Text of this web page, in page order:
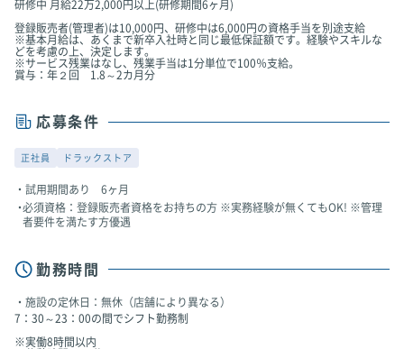
研修中 月給22万2,000円以上(研修期間6ヶ月)
登録販売者(管理者)は10,000円、研修中は6,000円の資格手当を別途支給
※基本月給は、あくまで新卒入社時と同じ最低保証額です。経験やスキルな
どを考慮の上、決定します。
※サービス残業はなし、残業手当は1分単位で100％支給。
賞与：年２回 1.8～2カ月分
応募条件
正社員 ドラックストア
試用期間あり 6ヶ月
必須資格：登録販売者資格をお持ちの方 ※実務経験が無くてもOK! ※管理
者要件を満たす方優遇
勤務時間
施設の定休日：無休（店舗により異なる）
7：30～23：00の間でシフト勤務制
※実働8時間以内